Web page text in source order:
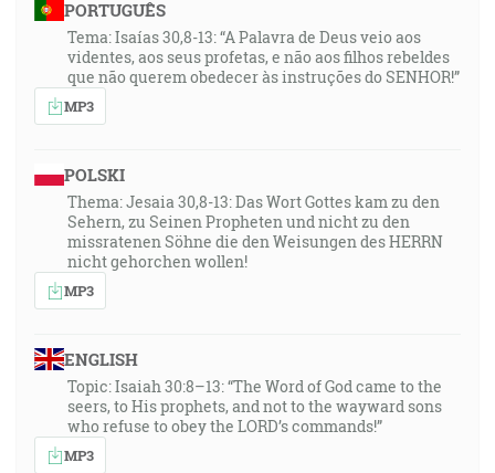
PORTUGUÊS
Tema: Isaías 30,8-13: “A Palavra de Deus veio aos
videntes, aos seus profetas, e não aos filhos rebeldes
que não querem obedecer às instruções do SENHOR!”
MP3
POLSKI
Thema: Jesaia 30,8-13: Das Wort Gottes kam zu den
Sehern, zu Seinen Propheten und nicht zu den
missratenen Söhne die den Weisungen des HERRN
nicht gehorchen wollen!
MP3
ENGLISH
Topic: Isaiah 30:8–13: “The Word of God came to the
seers, to His prophets, and not to the wayward sons
who refuse to obey the LORD’s commands!”
MP3